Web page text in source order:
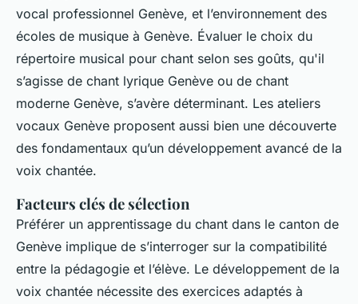
vocal professionnel Genève, et l’environnement des
écoles de musique à Genève. Évaluer le choix du
répertoire musical pour chant selon ses goûts, qu'il
s’agisse de chant lyrique Genève ou de chant
moderne Genève, s’avère déterminant. Les ateliers
vocaux Genève proposent aussi bien une découverte
des fondamentaux qu’un développement avancé de la
voix chantée.
Facteurs clés de sélection
Préférer un apprentissage du chant dans le canton de
Genève implique de s’interroger sur la compatibilité
entre la pédagogie et l’élève. Le développement de la
voix chantée nécessite des exercices adaptés à